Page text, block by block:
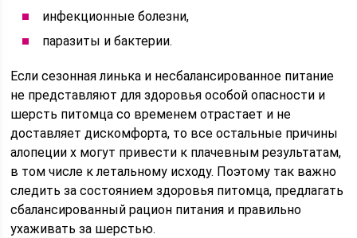
инфекционные болезни,
паразиты и бактерии.
Если сезонная линька и несбалансированное питание
не представляют для здоровья особой опасности и
шерсть питомца со временем отрастает и не
доставляет дискомфорта, то все остальные причины
алопеции х могут привести к плачевным результатам,
в том числе к летальному исходу. Поэтому так важно
следить за состоянием здоровья питомца, предлагать
сбалансированный рацион питания и правильно
ухаживать за шерстью.